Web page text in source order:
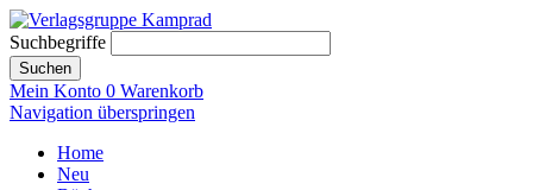
Suchbegriffe
Suchen
Mein Konto 0 Warenkorb
Navigation überspringen
Home
Neu